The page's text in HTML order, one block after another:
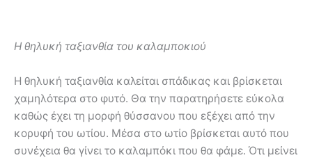
Η θηλυκή ταξιανθία του καλαμποκιού
Η θηλυκή ταξιανθία καλείται σπάδικας και βρίσκεται
χαμηλότερα στο φυτό. Θα την παρατηρήσετε εύκολα
καθώς έχει τη μορφή θύσσανου που εξέχει από την
κορυφή του ωτίου. Μέσα στο ωτίο βρίσκεται αυτό που
συνέχεια θα γίνει το καλαμπόκι που θα φάμε. Ότι μείνει